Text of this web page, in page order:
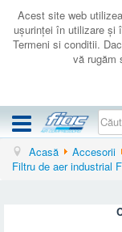
Acest site web
uşurinţei în utilizare şi
Termeni si conditii.
vă rugăm
COMPRESOARE
Acasă Accesorii
Filtru de aer industrial